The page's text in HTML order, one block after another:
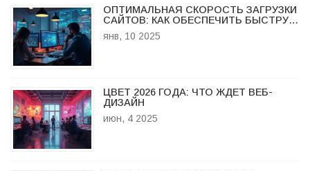
ОПТИМАЛЬНАЯ СКОРОСТЬ ЗАГРУЗКИ
САЙТОВ: КАК ОБЕСПЕЧИТЬ БЫСТРУЮ
РАБОТУ
янв, 10 2025
ЦВЕТ 2026 ГОДА: ЧТО ЖДЕТ ВЕБ-
ДИЗАЙН
июн, 4 2025